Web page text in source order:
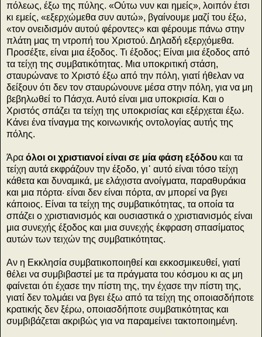
πόλεως, έξω της πύλης. «Ούτω νυν και ημείς», λοιπόν έτσι
κι εμείς, «εξερχώμεθα συν αυτώ», βγαίνουμε μαζί του έξω,
«τον ονειδισμόν αυτού φέροντες» και φέρουμε πάνω στην
πλάτη μας τη ντροπή του Χριστού. Δηλαδή εξερχόμεθα.
Προσέξτε, είναι μια έξοδος. Τι έξοδος; Είναι μια έξοδος από
τα τείχη της συμβατικότητας. Μια υποκριτική στάση,
σταυρώνανε το Χριστό έξω από την πόλη, γιατί ήθελαν να
δείξουν ότι δεν τον σταυρώνουνε μέσα στην πόλη, για να μη
βεβηλωθεί το Πάσχα. Αυτό είναι μια υποκρισία. Και ο
Χριστός σπάζει τα τείχη της υποκρισίας και εξέρχεται έξω.
Κάνει ένα τίναγμα της κοινωνικής οντολογίας αυτής της
πόλης.
Άρα όλοι οι χριστιανοί είναι σε μία φάση εξόδου και τα
τείχη αυτά εκφράζουν την έξοδο, γι᾽ αυτό είναι τόσο τείχη
κάθετα και δυναμικά, με ελάχιστα ανοίγματα, παραθυράκια
και μια πόρτα· είναι δεν είναι πόρτα, αν μπορεί να βγει
κάποιος. Είναι τα τείχη της συμβατικότητας, τα οποία τα
σπάζει ο χριστιανισμός και ουσιαστικά ο χριστιανισμός είναι
μια συνεχής έξοδος και μια συνεχής έκφραση σπασίματος
αυτών των τειχών της συμβατικότητας.
Αν η Εκκλησία συμβατικοποιηθεί και εκκοσμικευθεί, γιατί
θέλει να συμβιβαστεί με τα πράγματα του κόσμου κι ας μη
φαίνεται ότι έχασε την πίστη της, την έχασε την πίστη της,
γιατί δεν τολμάει να βγει έξω από τα τείχη της οποιασδήποτε
κρατικής δεν ξέρω, οποιασδήποτε συμβατικότητας και
συμβιβάζεται ακριβώς για να παραμείνει τακτοποιημένη.